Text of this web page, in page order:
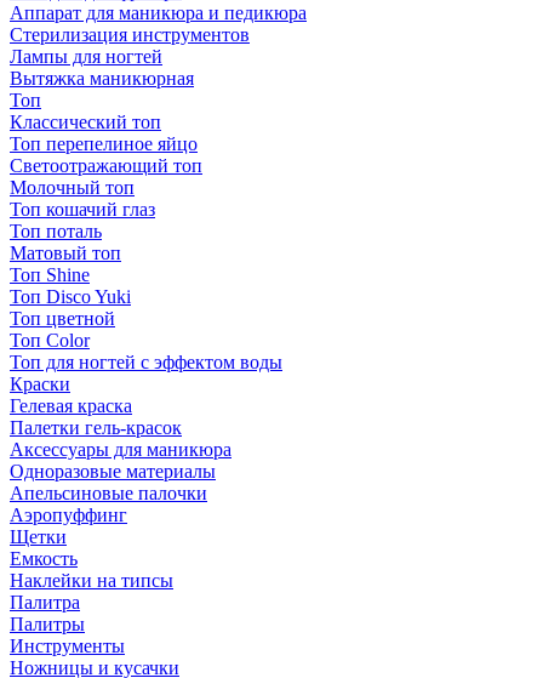
Аппарат для маникюра и педикюра
Стерилизация инструментов
Лампы для ногтей
Вытяжка маникюрная
Топ
Классический топ
Топ перепелиное яйцо
Светоотражающий топ
Молочный топ
Топ кошачий глаз
Топ поталь
Матовый топ
Топ Shine
Топ Disco Yuki
Топ цветной
Топ Color
Топ для ногтей с эффектом воды
Краски
Гелевая краска
Палетки гель-красок
Аксессуары для маникюра
Одноразовые материалы
Апельсиновые палочки
Аэропуффинг
Щетки
Емкость
Наклейки на типсы
Палитра
Палитры
Инструменты
Ножницы и кусачки